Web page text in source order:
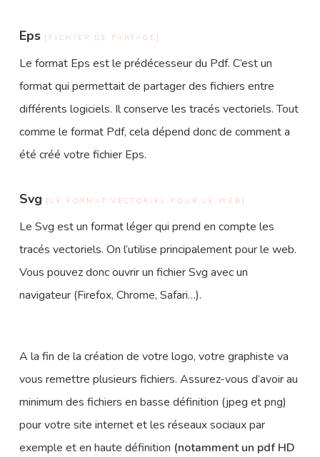
Eps [FICHIER DE PARTAGE]
Le format Eps est le prédécesseur du Pdf. C’est un
format qui permettait de partager des fichiers entre
différents logiciels. Il conserve les tracés vectoriels. Tout
comme le format Pdf, cela dépend donc de comment a
été créé votre fichier Eps.
Svg [LE FORMAT VECTORIEL POUR LE WEB]
Le Svg est un format léger qui prend en compte les
tracés vectoriels. On l’utilise principalement pour le web.
Vous pouvez donc ouvrir un fichier Svg avec un
navigateur (Firefox, Chrome, Safari…).
A la fin de la création de votre logo, votre graphiste va
vous remettre plusieurs fichiers. Assurez-vous d’avoir au
minimum des fichiers en basse définition (jpeg et png)
pour votre site internet et les réseaux sociaux par
exemple et en haute définition (notamment un pdf HD